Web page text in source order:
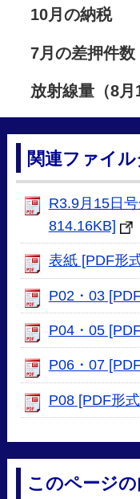
10月の納税
7月の差押件数
放射線量（8月
関連ファイ
R3.9月15日
814.16KB]
表紙 [PDF形
P02・03
P04・05
P06・07
P08 [PDF形
このページ